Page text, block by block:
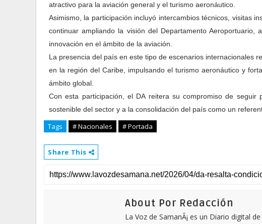
atractivo para la aviación general y el turismo aeronáutico.
Asimismo, la participación incluyó intercambios técnicos, visitas
continuar ampliando la visión del Departamento
innovación en el ámbito de la aviación.
La presencia del país en este tipo de escenarios internacionales
en la región del Caribe, impulsando el turismo aeronáutico y
ámbito global.
Con esta participación, el DA reitera su compromiso de seguir
sostenible del sector y a la consolidación del país como un
Tags # Nacionales # Portada
Share This
About Por Redacción
La Voz de SamanÃ¡ es un Diario digital